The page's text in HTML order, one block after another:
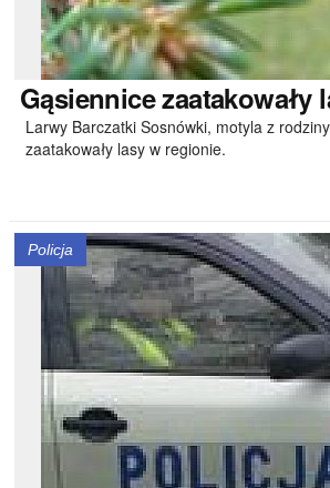
Gąsiennicezaatakowały
Larwy Barczatki Sosnówki, motyla z
zaatakowały lasy w regionie.
Policja